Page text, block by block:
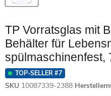
TP Vorratsglas mit
Behälter für
spülmaschinenfest,
TOP-SELLER #7
SKU 10087339-2388